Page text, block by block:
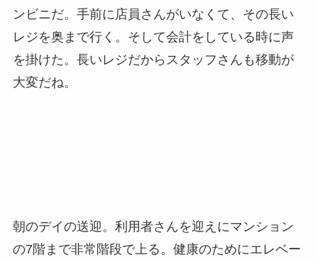
ンビニだ。手前に店員さんがいなくて、その長い
レジを奥まで行く。 そして会計をしている時に声
を掛けた。 長いレジだからスタッフさんも移動が
大変だね。
朝のデイの送迎。利用者さんを迎えにマンション
の7階まで非常階段で上る。健康のためにエレベー